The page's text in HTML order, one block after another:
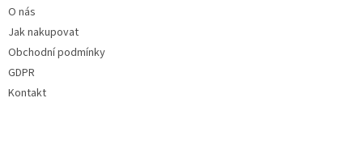
O nás
Jak nakupovat
Obchodní podmínky
GDPR
Kontakt